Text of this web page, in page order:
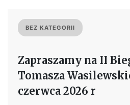
BEZ KATEGORII
Zapraszamy na II
Tomasza
czerwca 2026 r